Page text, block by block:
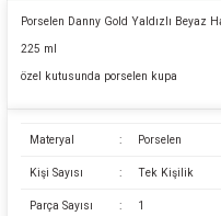
Porselen Danny Gold Yaldızlı Beyaz
225 ml
özel kutusunda porselen kupa
Materyal : Porselen
Kişi Sayısı : Tek Kişilik
Parça Sayısı : 1